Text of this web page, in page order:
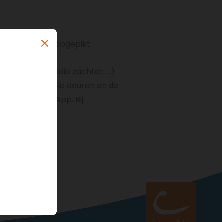
wagen hebt opgepikt.
zet de radio zachter, ...)
de cambioApp. Bij